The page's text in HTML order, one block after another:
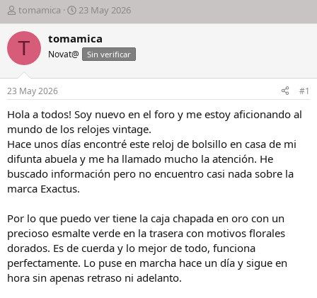
I
n
i
a
d
o
r
e
l
h
i
l
tomamica
F
e
c
h
a
i
n
c
i
o
23 May 2026
T tomamica
Novat@ Sin verificar
23 May 2026 #1
Hola a todos! Soy nuevo en el foro y me estoy aficionando al
mundo de los relojes vintage.
Hace unos días encontré este reloj de bolsillo en casa de mi
difunta abuela y me ha llamado mucho la atención. He
buscado información pero no encuentro casi nada sobre la
marca Exactus.
Por lo que puedo ver tiene la caja chapada en oro con un
precioso esmalte verde en la trasera con motivos florales
dorados. Es de cuerda y lo mejor de todo, funciona
perfectamente. Lo puse en marcha hace un día y sigue en
hora sin apenas retraso ni adelanto.